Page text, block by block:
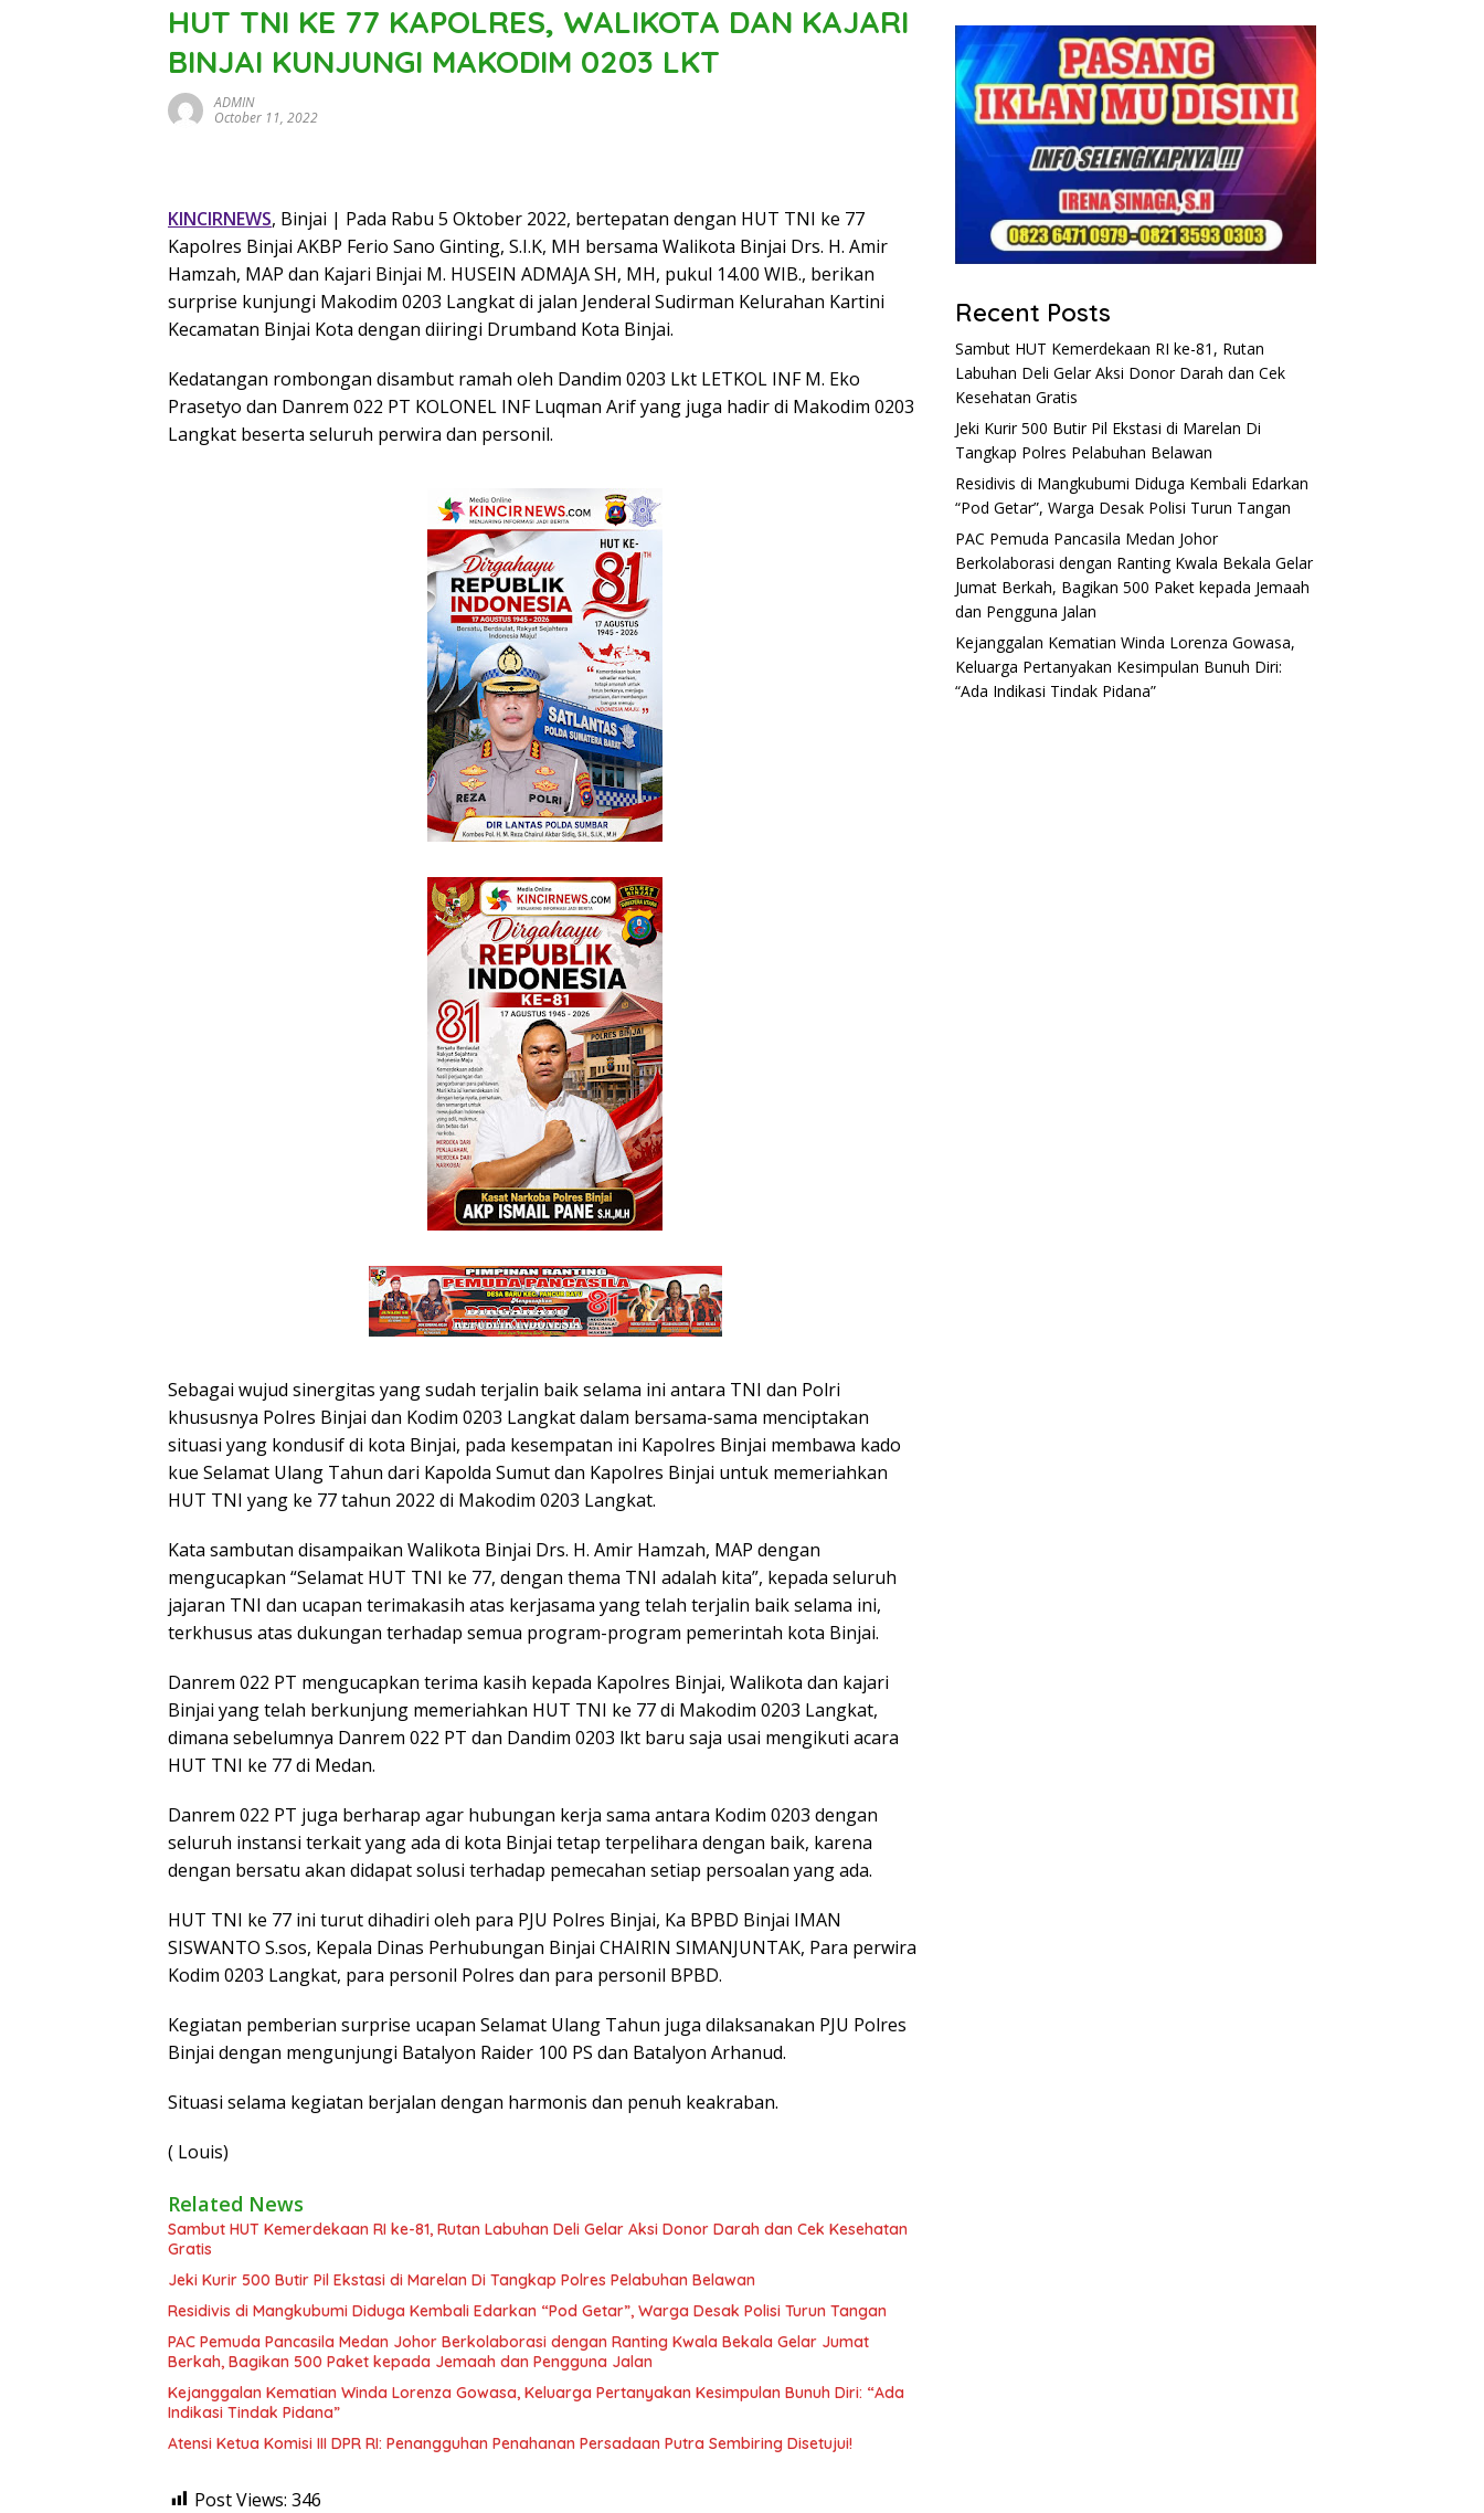
HUT TNI KE 77 KAPOLRES, WALIKOTA DAN KAJARI
BINJAI KUNJUNGI MAKODIM 0203 LKT
ADMIN
October 11, 2022
KINCIRNEWS, Binjai | Pada Rabu 5 Oktober 2022, bertepatan dengan HUT TNI ke 77
Kapolres Binjai AKBP Ferio Sano Ginting, S.I.K, MH bersama Walikota Binjai Drs. H. Amir
Hamzah, MAP dan Kajari Binjai M. HUSEIN ADMAJA SH, MH, pukul 14.00 WIB., berikan
surprise kunjungi Makodim 0203 Langkat di jalan Jenderal Sudirman Kelurahan Kartini
Kecamatan Binjai Kota dengan diiringi Drumband Kota Binjai.
Kedatangan rombongan disambut ramah oleh Dandim 0203 Lkt LETKOL INF M. Eko
Prasetyo dan Danrem 022 PT KOLONEL INF Luqman Arif yang juga hadir di Makodim 0203
Langkat beserta seluruh perwira dan personil.
Sebagai wujud sinergitas yang sudah terjalin baik selama ini antara TNI dan Polri
khususnya Polres Binjai dan Kodim 0203 Langkat dalam bersama-sama menciptakan
situasi yang kondusif di kota Binjai, pada kesempatan ini Kapolres Binjai membawa kado
kue Selamat Ulang Tahun dari Kapolda Sumut dan Kapolres Binjai untuk memeriahkan
HUT TNI yang ke 77 tahun 2022 di Makodim 0203 Langkat.
Kata sambutan disampaikan Walikota Binjai Drs. H. Amir Hamzah, MAP dengan
mengucapkan “Selamat HUT TNI ke 77, dengan thema TNI adalah kita”, kepada seluruh
jajaran TNI dan ucapan terimakasih atas kerjasama yang telah terjalin baik selama ini,
terkhusus atas dukungan terhadap semua program-program pemerintah kota Binjai.
Danrem 022 PT mengucapkan terima kasih kepada Kapolres Binjai, Walikota dan kajari
Binjai yang telah berkunjung memeriahkan HUT TNI ke 77 di Makodim 0203 Langkat,
dimana sebelumnya Danrem 022 PT dan Dandim 0203 lkt baru saja usai mengikuti acara
HUT TNI ke 77 di Medan.
Danrem 022 PT juga berharap agar hubungan kerja sama antara Kodim 0203 dengan
seluruh instansi terkait yang ada di kota Binjai tetap terpelihara dengan baik, karena
dengan bersatu akan didapat solusi terhadap pemecahan setiap persoalan yang ada.
HUT TNI ke 77 ini turut dihadiri oleh para PJU Polres Binjai, Ka BPBD Binjai IMAN
SISWANTO S.sos, Kepala Dinas Perhubungan Binjai CHAIRIN SIMANJUNTAK, Para perwira
Kodim 0203 Langkat, para personil Polres dan para personil BPBD.
Kegiatan pemberian surprise ucapan Selamat Ulang Tahun juga dilaksanakan PJU Polres
Binjai dengan mengunjungi Batalyon Raider 100 PS dan Batalyon Arhanud.
Situasi selama kegiatan berjalan dengan harmonis dan penuh keakraban.
( Louis)
Related News
Sambut HUT Kemerdekaan RI ke-81, Rutan Labuhan Deli Gelar Aksi Donor Darah dan Cek Kesehatan
Gratis
Jeki Kurir 500 Butir Pil Ekstasi di Marelan Di Tangkap Polres Pelabuhan Belawan
Residivis di Mangkubumi Diduga Kembali Edarkan “Pod Getar”, Warga Desak Polisi Turun Tangan
PAC Pemuda Pancasila Medan Johor Berkolaborasi dengan Ranting Kwala Bekala Gelar Jumat
Berkah, Bagikan 500 Paket kepada Jemaah dan Pengguna Jalan
Kejanggalan Kematian Winda Lorenza Gowasa, Keluarga Pertanyakan Kesimpulan Bunuh Diri: “Ada
Indikasi Tindak Pidana”
Atensi Ketua Komisi III DPR RI: Penangguhan Penahanan Persadaan Putra Sembiring Disetujui!
Post Views: 346
Recent Posts
Sambut HUT Kemerdekaan RI ke-81, Rutan
Labuhan Deli Gelar Aksi Donor Darah dan Cek
Kesehatan Gratis
Jeki Kurir 500 Butir Pil Ekstasi di Marelan Di
Tangkap Polres Pelabuhan Belawan
Residivis di Mangkubumi Diduga Kembali Edarkan
“Pod Getar”, Warga Desak Polisi Turun Tangan
PAC Pemuda Pancasila Medan Johor
Berkolaborasi dengan Ranting Kwala Bekala Gelar
Jumat Berkah, Bagikan 500 Paket kepada Jemaah
dan Pengguna Jalan
Kejanggalan Kematian Winda Lorenza Gowasa,
Keluarga Pertanyakan Kesimpulan Bunuh Diri:
“Ada Indikasi Tindak Pidana”